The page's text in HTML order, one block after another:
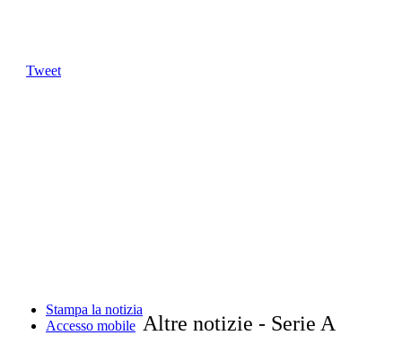
Tweet
Stampa la notizia
Accesso mobile Altre notizie - Serie A